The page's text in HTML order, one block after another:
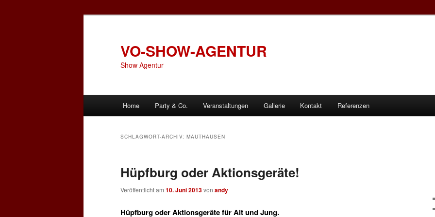
VO-SHOW-AGENTUR
Show Agentur
Home Party & Co. Veranstaltungen Gallerie Kontakt Referenzen
SCHLAGWORT-ARCHIV: MAUTHAUSEN
Hüpfburg oder Aktionsgeräte!
Veröffentlicht am 10. Juni 2013von andy
Hüpfburg oder Aktionsgeräte für Alt und Jung.